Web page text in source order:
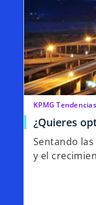
KPMG Tendencias
¿Quieres
Sentando
y el